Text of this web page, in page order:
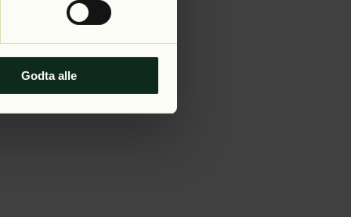
Godta alle